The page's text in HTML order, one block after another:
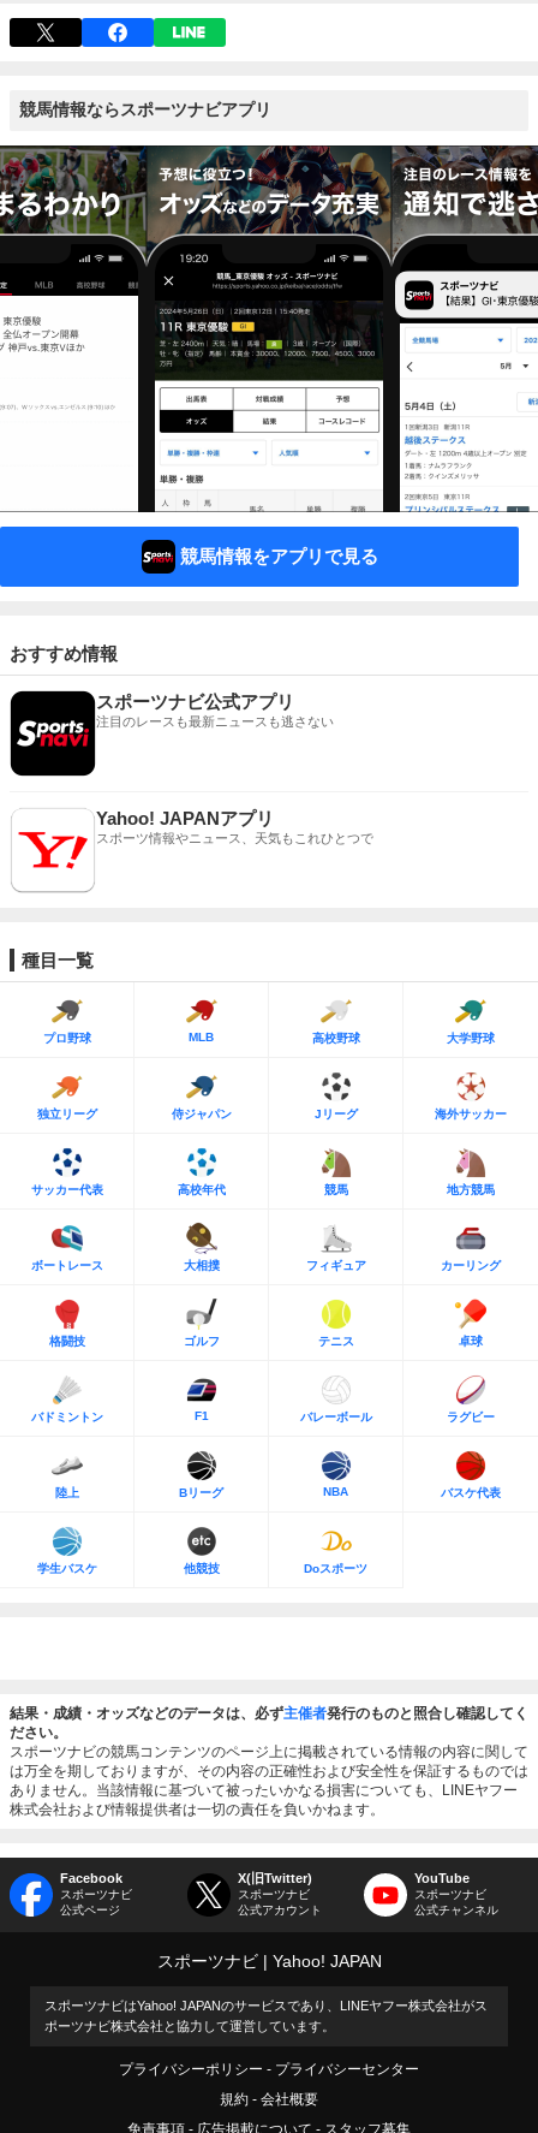
競馬情報ならスポーツナビアプリ
競馬情報をアプリで見る
おすすめ情報
スポーツナビ公式アプリ
注目のレースも最新ニュースも逃さない
Yahoo! JAPANアプリ
スポーツ情報やニュース、天気もこれひとつで
種目一覧
プロ野球 MLB 高校野球 大学野球
独立リーグ 侍ジャパン Jリーグ 海外サッカー
サッカー代表 高校年代 競馬 地方競馬
ボートレース 大相撲 フィギュア カーリング
格闘技 ゴルフ テニス 卓球
バドミントン F1 バレーボール ラグビー
陸上 Bリーグ NBA バスケ代表
学生バスケ 他競技 Doスポーツ
結果・成績・オッズなどのデータは、必ず主催者発行のものと照合し確認してく
ださい。
スポーツナビの競馬コンテンツのページ上に掲載されている情報の内容に関して
は万全を期しておりますが、その内容の正確性および安全性を保証するものでは
ありません。当該情報に基づいて被ったいかなる損害についても、LINEヤフー
株式会社および情報提供者は一切の責任を負いかねます。
Facebook
スポーツナビ
公式ページ
X(旧Twitter)
スポーツナビ
公式アカウント
YouTube
スポーツナビ
公式チャンネル
スポーツナビ Yahoo! JAPAN
スポーツナビはYahoo! JAPANのサービスであり、LINEヤフー株式会社がス
ポーツナビ株式会社と協力して運営しています。
プライバシーポリシー
プライバシーセンター
規約
会社概要
免責事項
広告掲載について スタッフ募集